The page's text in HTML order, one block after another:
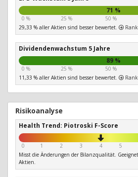
71 %
0 % 25 % 50 %
29,33 % aller Aktien sind besser bewertet.
Dividendenwachstum 5 Jahre
89 %
0 % 25 % 50 %
11,33 % aller Aktien sind besser bewertet.
Risikoanalyse
Health Trend: Piotroski F-Score
0 1 2 3 4 5
Misst die Änderungen der Bilanzqualität.
Aktien.